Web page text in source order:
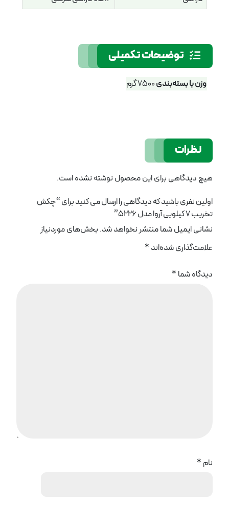
توضیحات تکمیلی
وزن با بسته‌بندی7500 گرم
نظرات
هیچ دیدگاهی برای این محصول نوشته نشده است.
اولین نفری باشید که دیدگاهی را ارسال می کنید برای “چکش
تخريب 7 کيلويی آروا مدل 5226”
نشانی ایمیل شما منتشر نخواهد شد. بخش‌های موردنیاز
علامت‌گذاری شده‌اند *
دیدگاه شما *
نام *